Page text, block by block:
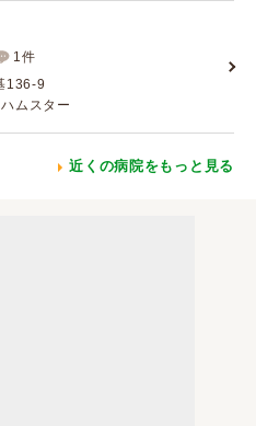
1件
136-9
ムスター
近くの病院をもっと見る